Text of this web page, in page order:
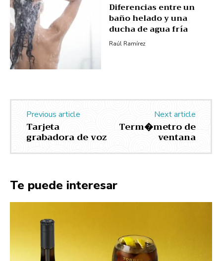
Diferencias entre un
baño helado y una
ducha de agua fría
Raúl Ramírez
Previous article
Tarjeta
grabadora de voz
Next article
Term�metro de
ventana
Te puede interesar